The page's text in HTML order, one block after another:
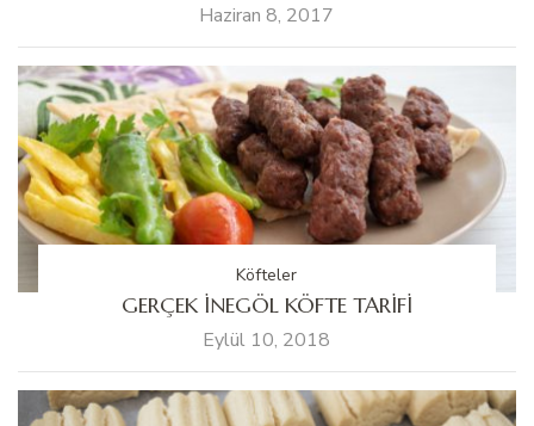
Haziran 8, 2017
Köfteler
GERÇEK İNEGÖL KÖFTE TARİFİ
Eylül 10, 2018